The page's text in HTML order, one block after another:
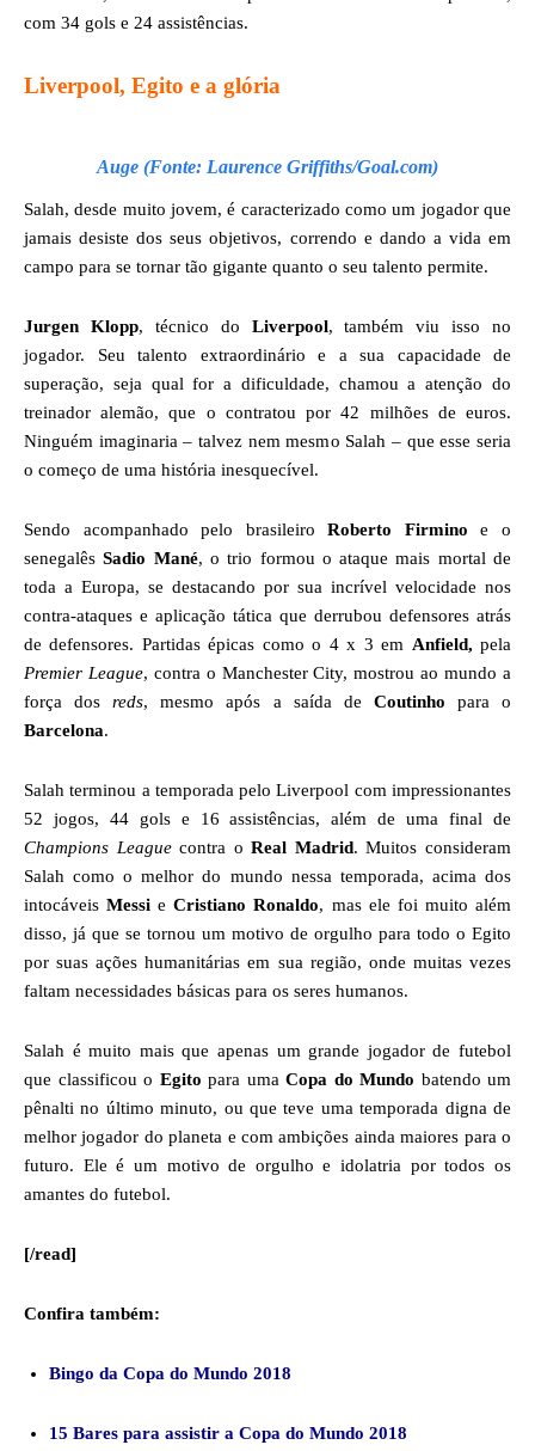
com 34 gols e 24 assistências.
Liverpool, Egito e a glória
Auge (Fonte: Laurence Griffiths/Goal.com)
Salah, desde muito jovem, é caracterizado como um jogador que
jamais desiste dos seus objetivos, correndo e dando a vida em
campo para se tornar tão gigante quanto o seu talento permite.
Jurgen Klopp, técnico do Liverpool, também viu isso no
jogador. Seu talento extraordinário e a sua capacidade de
superação, seja qual for a dificuldade, chamou a atenção do
treinador alemão, que o contratou por 42 milhões de euros.
Ninguém imaginaria – talvez nem mesmo Salah – que esse seria
o começo de uma história inesquecível.
Sendo acompanhado pelo brasileiroRoberto Firmino e o
senegalêsSadio Mané, o trio formou o ataque mais mortal de
toda a Europa, se destacando por sua incrível velocidade nos
contra-ataques e aplicação tática que derrubou defensores atrás
de defensores. Partidas épicas como o 4 x 3 em Anfield, pela
Premier League, contra o Manchester City, mostrou ao mundo a
força dosreds, mesmo após a saída de Coutinho para o
Barcelona.
Salah terminou a temporada pelo Liverpool com impressionantes
52 jogos, 44 gols e 16 assistências, além de uma final de
Champions Leaguecontra oReal Madrid. Muitos consideram
Salah como o melhor do mundo nessa temporada, acima dos
intocáveisMessi eCristiano Ronaldo, mas ele foi muito além
disso, já que se tornou um motivo de orgulho para todo o Egito
por suas ações humanitárias em sua região, onde muitas vezes
faltam necessidades básicas para os seres humanos.
Salah é muito mais que apenas um grande jogador de futebol
que classificou o Egito para uma Copa do Mundo batendo um
pênalti no último minuto, ou que teve uma temporada digna de
melhor jogador do planeta e com ambições ainda maiores para o
futuro. Ele é um motivo de orgulho e idolatria por todos os
amantes do futebol.
[/read]
Confira também:
Bingo da Copa do Mundo 2018
15 Bares para assistir a Copa do Mundo 2018